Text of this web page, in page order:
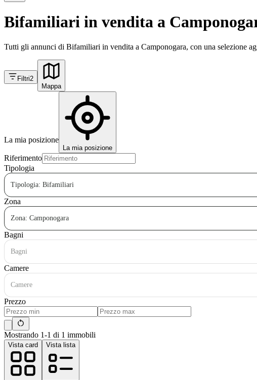
Bifamiliari in vendita a
Tutti gli annunci di Bifamiliari in vendita a Camponogara, con una selezione
Filtri2
Mappa
La mia posizione
La mia posizione
Riferimento
Tipologia
Tipologia: Bifamiliari
Zona
Zona: Camponogara
Bagni
Bagni
Camere
Camere
Prezzo
Mostrando 1-1 di 1 immobili
Vista card Vista lista